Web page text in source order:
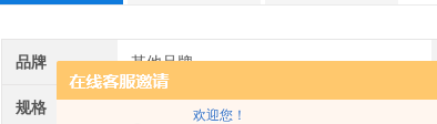
欢迎您！
品牌 其他品牌
规格